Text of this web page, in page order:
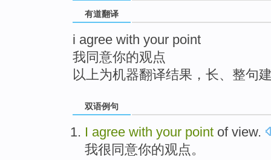
有道翻译
i agree with your point
我同意你的观点
以上为机器翻译结果，长、整句
双语例句
I agree with your point of view.
我很同意你的观点。